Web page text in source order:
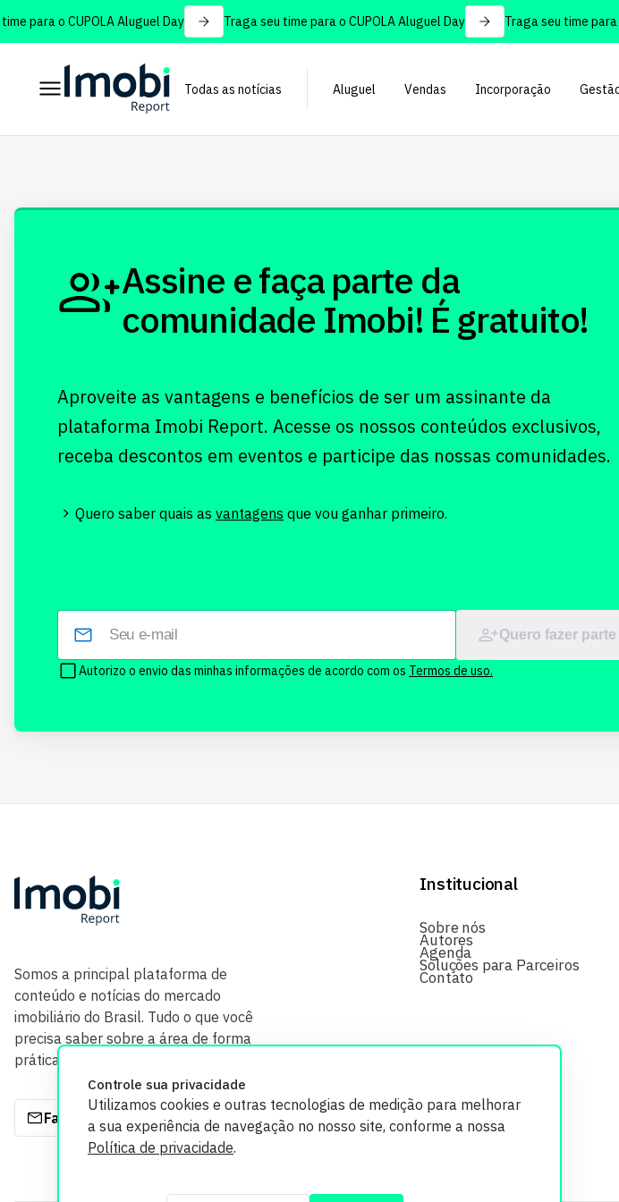
para o CUPOLA Aluguel Day Traga seu time para o CUPOLA Aluguel Day Traga seu time para
Todas as notícias Aluguel Vendas Incorporação
Controle sua privacidade
Utilizamos cookies e outras tecnologias de medição para melhorar
a sua experiência de navegação no nosso site, conforme a nossa
Política de privacidade.
Assine e faça parte da
comunidade Imobi! É gratuito!
Aproveite as vantagens e benefícios de ser um assinante da
plataforma Imobi Report. Acesse os nossos conteúdos exclusivos,
receba descontos em eventos e participe das nossas comunidades.
Quero saber quais as vantagens que vou ganhar primeiro.
Quero fazer parte
Autorizo o envio das minhas informações de acordo com os Termos de uso.
Somos a principal plataforma de
conteúdo e notícias do mercado
imobiliário do Brasil. Tudo o que você
precisa saber sobre a área de forma
prática e com credibilidade.
Fale com a gente
Institucional
Sobre nós
Autores
Agenda
Soluções para Parceiros
Contato